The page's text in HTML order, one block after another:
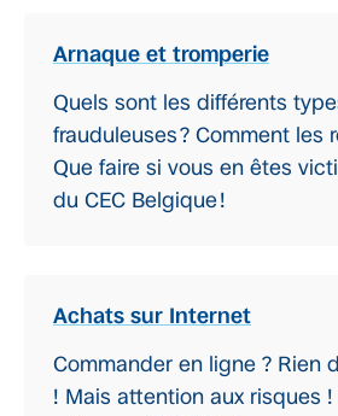
Arnaque et tromperie
Quels sont les différents
frauduleuses ? Comment les
Que faire si vous en êtes
du CEC Belgique !
Achats sur Internet
Commander en ligne ? Rien
! Mais attention aux risques !